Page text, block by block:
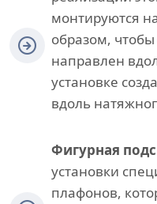
монтируются
образом,
направлен
установке
вдоль
Фигурная
установки
плафонов,